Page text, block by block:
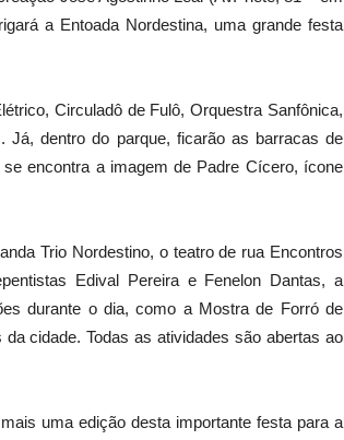
a Entoada Nordestina, uma grande festa
Circuladô de Fulô, Orquestra Sanfônica,
Já, dentro do parque, ficarão as barracas de
encontra a imagem de Padre Cícero, ícone
Trio Nordestino, o teatro de rua Encontros
Edival Pereira e Fenelon Dantas, a
durante o dia, como a Mostra de Forró de
cidade. Todas as atividades são abertas ao
uma edição desta importante festa para a